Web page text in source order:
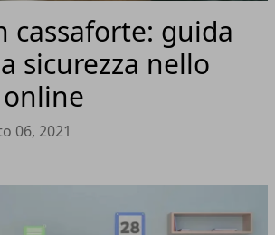
cassaforte: guida
sicurezza nello
06, 2021